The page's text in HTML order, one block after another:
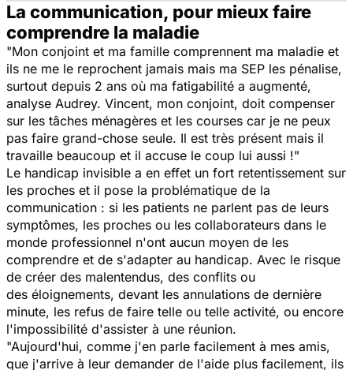
La communication, pour mieux faire
comprendre la maladie
"Mon conjoint et ma famille comprennent ma maladie et
ils ne me le reprochent jamais mais ma SEP les pénalise,
surtout depuis 2 ans où ma fatigabilité a augmenté,
analyse Audrey. Vincent, mon conjoint, doit compenser
sur les tâches ménagères et les courses car je ne peux
pas faire grand-chose seule. Il est très présent mais il
travaille beaucoup et il accuse le coup lui aussi !"
Le handicap invisible a en effet un fort retentissement sur
les proches et il pose la problématique de la
communication : si les patients ne parlent pas de leurs
symptômes, les proches ou les collaborateurs dans le
monde professionnel n'ont aucun moyen de les
comprendre et de s'adapter au handicap. Avec le risque
de créer des malentendus, des conflits ou
des éloignements, devant les annulations de dernière
minute, les refus de faire telle ou telle activité, ou encore
l'impossibilité d'assister à une réunion.
"Aujourd'hui, comme j'en parle facilement à mes amis,
que j'arrive à leur demander de l'aide plus facilement, ils